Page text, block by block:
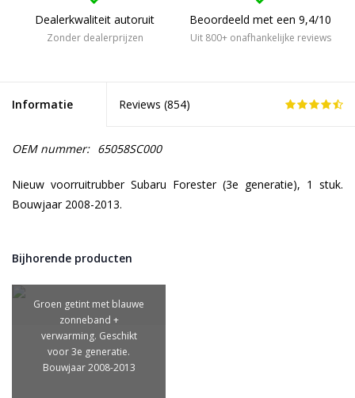
Dealerkwaliteit autoruit
Zonder dealerprijzen
Beoordeeld met een 9,4/10
Uit 800+ onafhankelijke reviews
Informatie Reviews (854)
OEM nummer: 65058SC000
Nieuw voorruitrubber Subaru Forester (3e generatie), 1 stuk.
Bouwjaar 2008-2013.
Bijhorende producten
Groen getint met blauwe
zonneband +
verwarming. Geschikt
voor 3e generatie.
Bouwjaar 2008-2013